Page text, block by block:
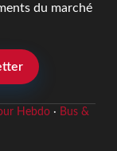
du marché
Hebdo· Bus &